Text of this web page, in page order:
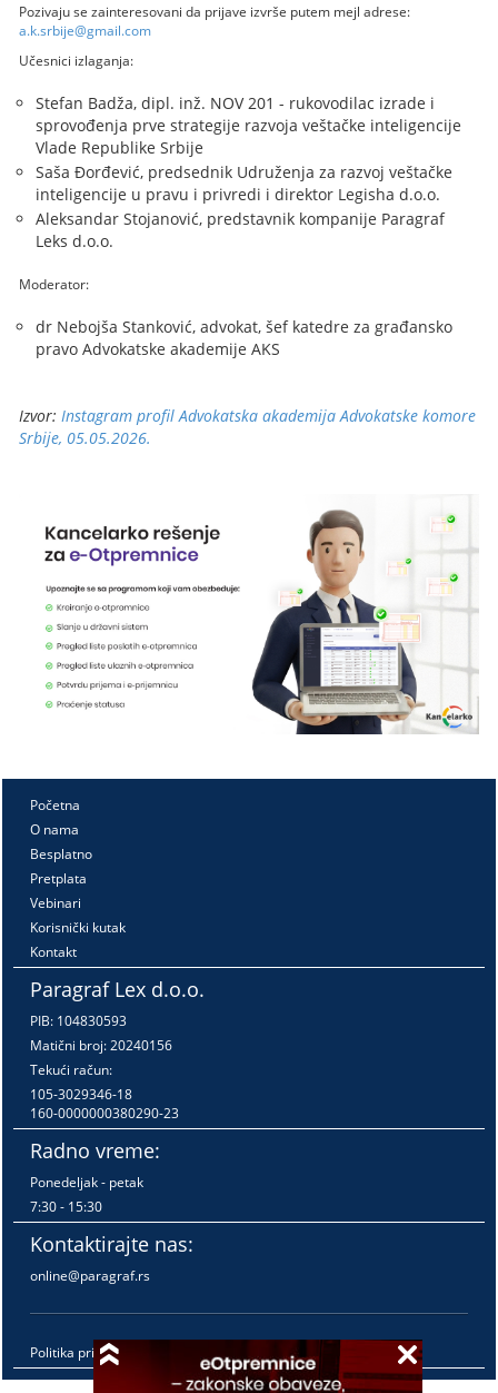
Pozivaju se zainteresovani da prijave izvrše putem mejl adrese:
a.k.srbije@gmail.com
Učesnici izlaganja:
Stefan Badža, dipl. inž. NOV 201 - rukovodilac izrade i
sprovođenja prve strategije razvoja veštačke inteligencije
Vlade Republike Srbije
Saša Đorđević, predsednik Udruženja za razvoj veštačke
inteligencije u pravu i privredi i direktor Legisha d.o.o.
Aleksandar Stojanović, predstavnik kompanije Paragraf
Leks d.o.o.
Moderator:
dr Nebojša Stanković, advokat, šef katedre za građansko
pravo Advokatske akademije AKS
Izvor: Instagram profil Advokatska akademija Advokatske komore
Srbije, 05.05.2026.
Početna
O nama
Besplatno
Pretplata
Vebinari
Korisnički kutak
Kontakt
Paragraf Lex d.o.o.
PIB: 104830593
Matični broj: 20240156
Tekući račun:
105-3029346-18
160-0000000380290-23
Radno vreme:
Ponedeljak - petak
7:30 - 15:30
Kontaktirajte nas:
online@paragraf.rs
Politika privatnosti